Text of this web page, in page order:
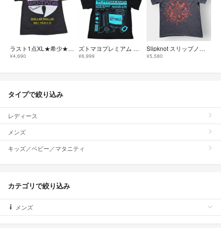
ラスト1点XL★希少★Wu-Tang Clan★CREAM Tシャツ黒★ウータン
¥4,690
ズトマヨプレミアム 限定 ずっと真夜中でいいのに テクノプア スタッフ Tシャツ
¥6,999
Slipknot スリップノット Tシャツ L ブラック 両面プリント バンドT
¥5,580
タイプで絞り込み
レディース
メンズ
キッズ／ベビー／マタニティ
カテゴリで絞り込み
メンズ